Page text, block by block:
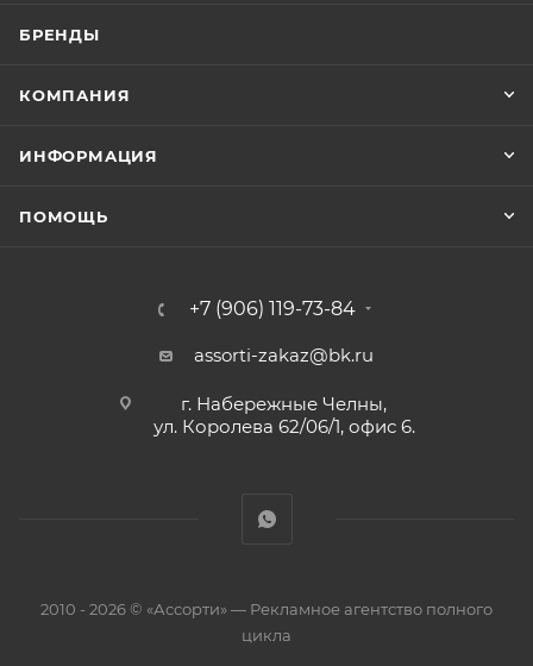
БРЕНДЫ
КОМПАНИЯ
ИНФОРМАЦИЯ
ПОМОЩЬ
+7 (906) 119-73-84
assorti-zakaz@bk.ru
г. Набережные Челны,
ул. Королева 62/06/1, офис 6.
2010 - 2026 © «Ассорти» — Рекламное агентство полного
цикла